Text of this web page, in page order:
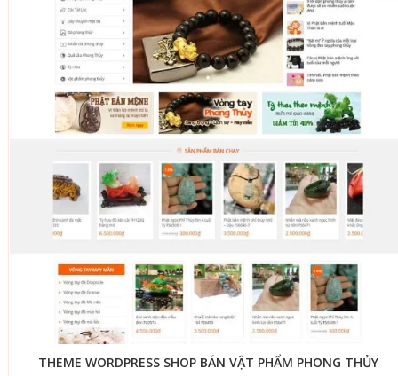
THEME WORDPRESS SHOP BÁN VẬT PHẨM PHONG THỦY